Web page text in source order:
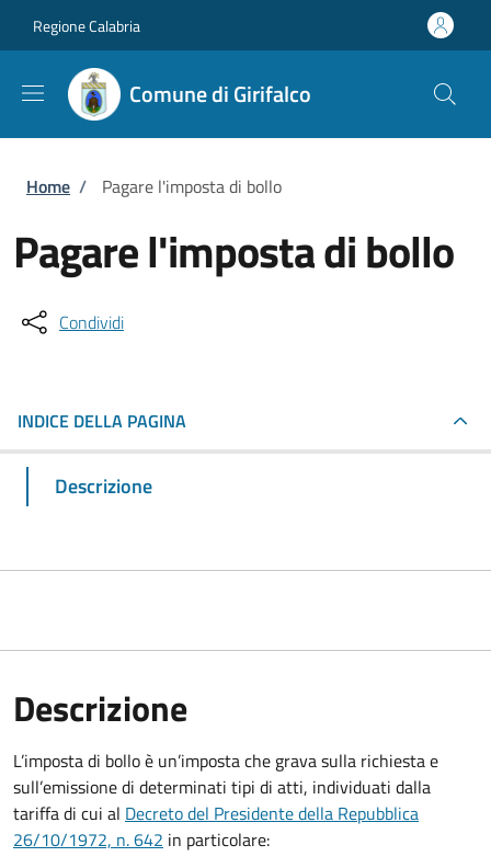
Regione Calabria
Comune di Girifalco
Briciole di pane
Home / Pagare l'imposta di bollo
Pagare l'imposta di bollo
Condividi
INDICE DELLA PAGINA
Descrizione
Descrizione
L’imposta di bollo è un’imposta che grava sulla richiesta e
sull’emissione di determinati tipi di atti, individuati dalla
tariffa di cui al Decreto del Presidente della Repubblica
26/10/1972, n. 642 in particolare: